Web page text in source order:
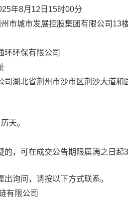
年8月12日15时00分
市城市发展控股集团有限公司13
环环保有限公司
司湖北省荆州市沙市区荆沙大道
天。
的，可在成交公告期限届满之日
询问，请按以下方式联系。
同采供应链有限公